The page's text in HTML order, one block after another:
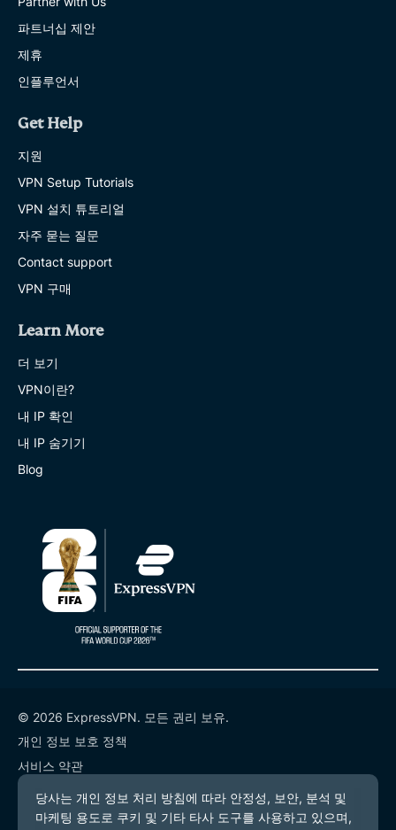
파트너십 제안
제휴
인플루언서
Get Help
지원
VPN Setup Tutorials
VPN 설치 튜토리얼
자주 묻는 질문
Contact support
VPN 구매
Learn More
더 보기
VPN이란?
내 IP 확인
내 IP 숨기기
Blog
© 2026 ExpressVPN. 모든 권리 보유.
개인 정보 보호 정책
서비스 약관
쿠키 기본 설정